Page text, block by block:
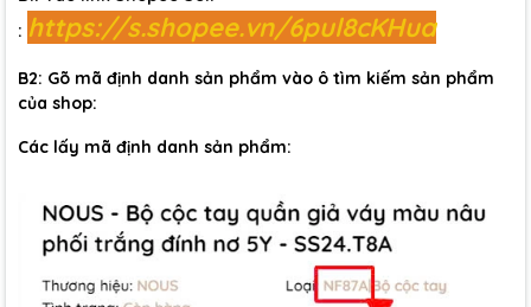
: https://s.shopee.vn/6pul8cKHua
B2: Gõ mã định danh sản phẩm vào ô tìm kiếm sản phẩm
của shop:
Các lấy mã định danh sản phẩm: